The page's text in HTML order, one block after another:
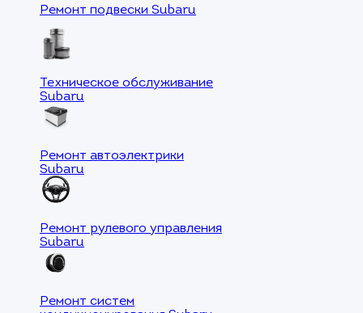
Ремонт подвески Subaru
Техническое обслуживание
Subaru
Ремонт автоэлектрики
Subaru
Ремонт рулевого управления
Subaru
Ремонт систем